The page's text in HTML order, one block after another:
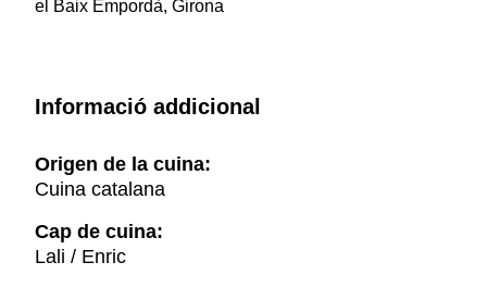
el Baix Empordà, Girona
Informació addicional
Origen de la cuina:
Cuina catalana
Cap de cuina:
Lali / Enric